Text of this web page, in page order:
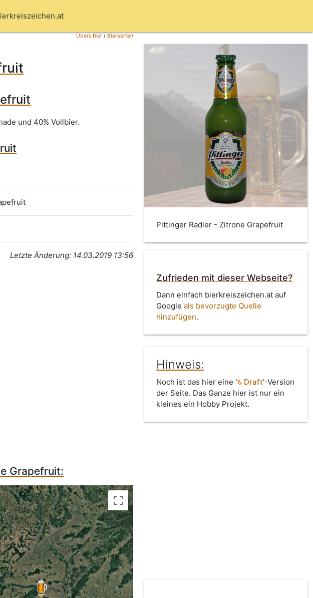
Übers Bier/Biersorten
und 40% Vollbier.
Letzte Änderung: 14.03.2019 13:56
Pittinger Radler - Zitrone Grapefruit
Zufrieden mit dieser Webseite?
Dann einfach bierkreiszeichen.at auf
Googleals bevorzugte Quelle
hinzufügen.
Hinweis:
Noch ist das hier eine ' Draft'-Version
der Seite. Das Ganze hier ist nur ein
kleines ein Hobby Projekt.
Grapefruit: